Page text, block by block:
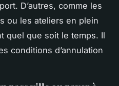
D’autres, comme les
ou les ateliers en plein
quel que soit le temps. Il
conditions d’annulation